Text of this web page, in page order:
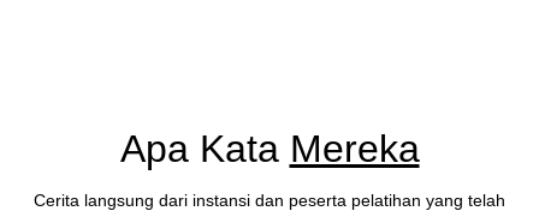
Apa Kata Mereka
Cerita langsung dari instansi dan peserta pelatihan yang telah